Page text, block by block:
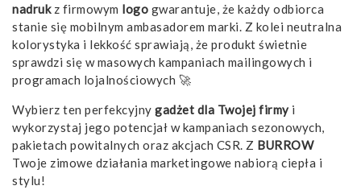
nadrukz firmowym logo gwarantuje, że każdy odbiorca
stanie się mobilnym ambasadorem marki. Z kolei neutralna
kolorystyka i lekkość sprawiają, że produkt świetnie
sprawdzi się w masowych kampaniach mailingowych i
programach lojalnościowych 🚀
Wybierz ten perfekcyjny gadżet dla Twojej firmyi
wykorzystaj jego potencjał w kampaniach sezonowych,
pakietach powitalnych oraz akcjach CSR. Z BURROW
Twoje zimowe działania marketingowe nabiorą ciepła i
stylu!